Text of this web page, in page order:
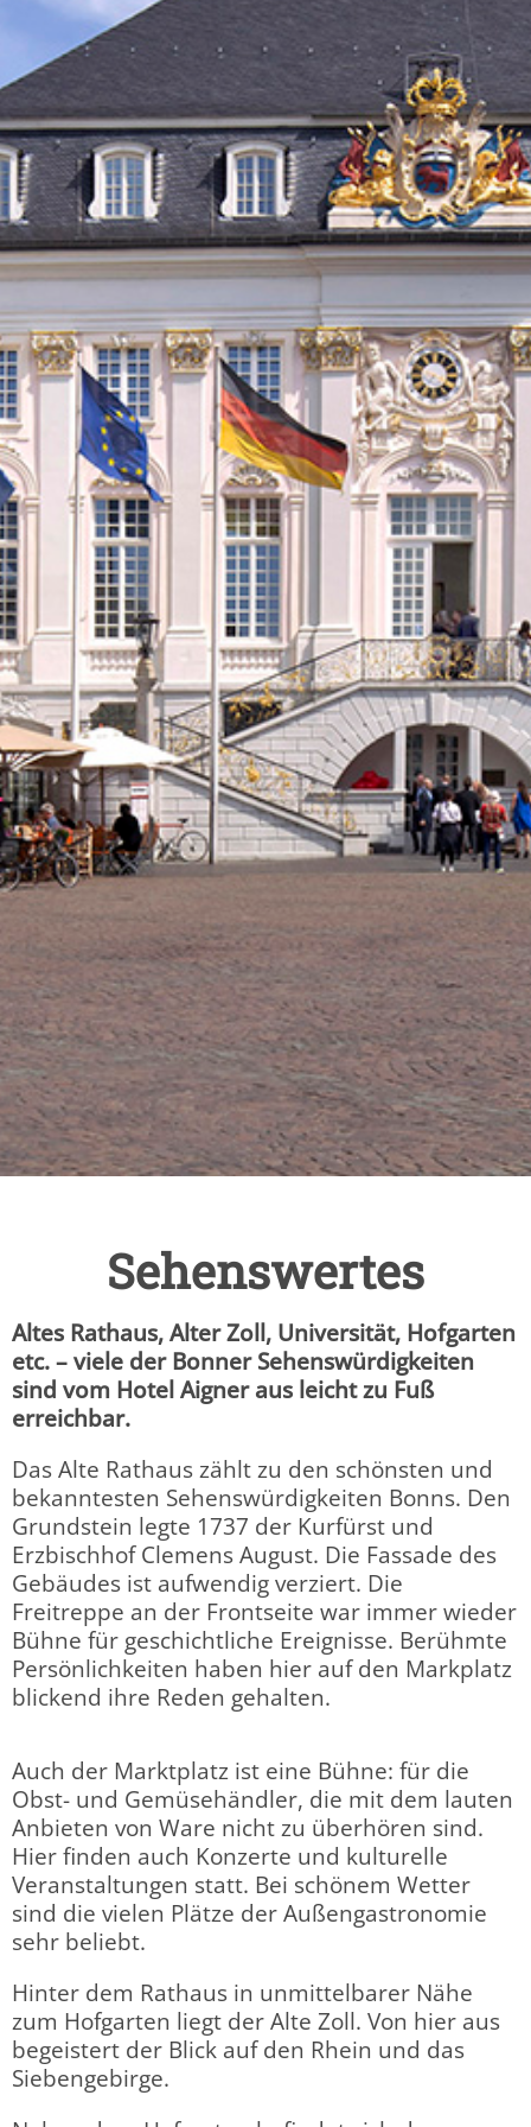
Sehenswertes
Altes Rathaus, Alter Zoll, Universität, Hofgarten
etc. – viele der Bonner Sehenswürdigkeiten
sind vom Hotel Aigner aus leicht zu Fuß
erreichbar.
Das Alte Rathaus zählt zu den schönsten und
bekanntesten Sehenswürdigkeiten Bonns. Den
Grundstein legte 1737 der Kurfürst und
Erzbischhof Clemens August. Die Fassade des
Gebäudes ist aufwendig verziert. Die
Freitreppe an der Frontseite war immer wieder
Bühne für geschichtliche Ereignisse. Berühmte
Persönlichkeiten haben hier auf den Markplatz
blickend ihre Reden gehalten.
Auch der Marktplatz ist eine Bühne: für die
Obst- und Gemüsehändler, die mit dem lauten
Anbieten von Ware nicht zu überhören sind.
Hier finden auch Konzerte und kulturelle
Veranstaltungen statt. Bei schönem Wetter
sind die vielen Plätze der Außengastronomie
sehr beliebt.
Hinter dem Rathaus in unmittelbarer Nähe
zum Hofgarten liegt der Alte Zoll. Von hier aus
begeistert der Blick auf den Rhein und das
Siebengebirge.